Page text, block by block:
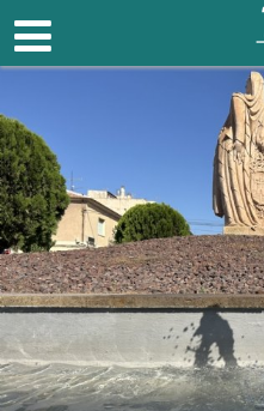
Totana.com